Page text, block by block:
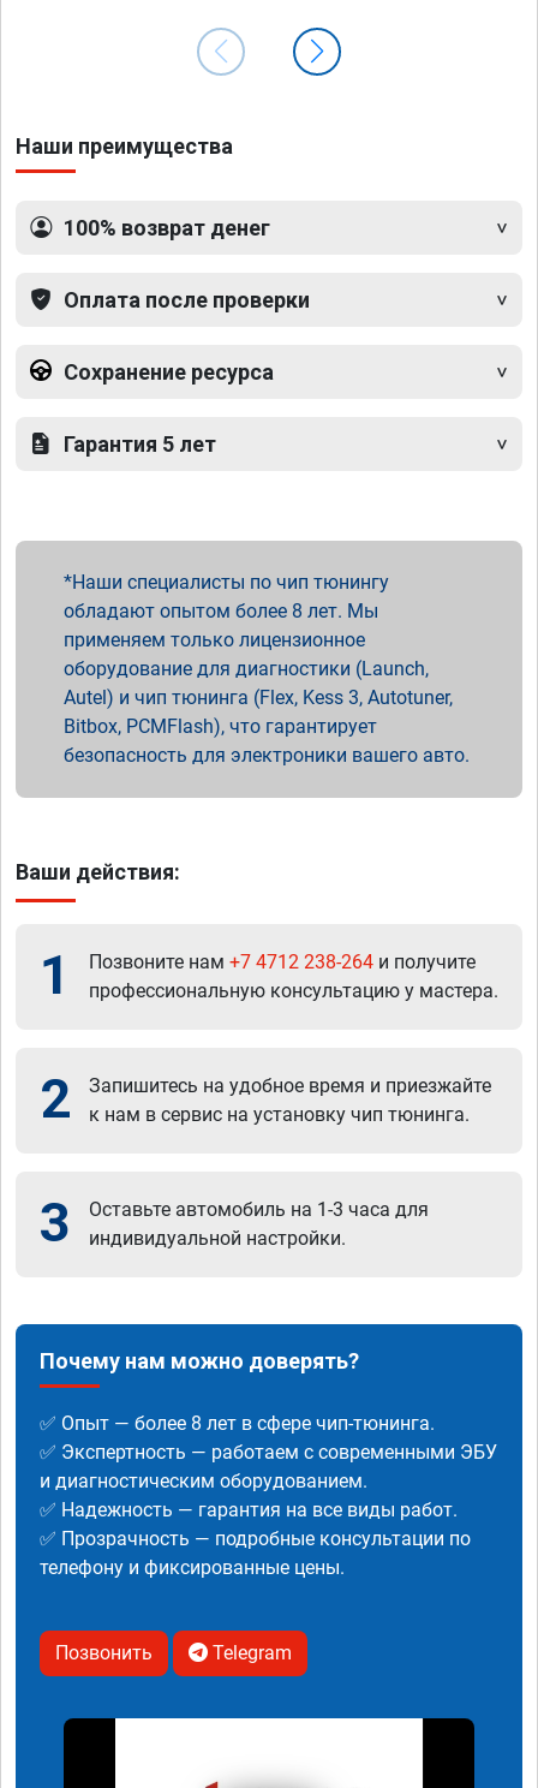
Наши преимущества
100% возврат денег
Оплата после проверки
Сохранение ресурса
Гарантия 5 лет
Наши специалисты по чип тюнингу
обладают опытом более 8 лет. Мы
применяем только лицензионное
оборудование для диагностики (Launch,
Autel) и чип тюнинга (Flex, Kess 3, Autotuner,
Bitbox, PCMFlash), что гарантирует
безопасность для электроники вашего авто.
Ваши действия:
1 Позвоните нам +7 4712 238-264 и получите
профессиональную консультацию у мастера.
2
Запишитесь на удобное время и приезжайте
к нам в сервис на установку чип тюнинга.
3
Оставьте автомобиль на 1-3 часа для
индивидуальной настройки.
Почему нам можно доверять?
✅ Опыт — более 8 лет в сфере чип-тюнинга.
✅ Экспертность — работаем с современными ЭБУ
и диагностическим оборудованием.
✅ Надежность — гарантия на все виды работ.
✅ Прозрачность — подробные консультации по
телефону и фиксированные цены.
Позвонить Telegram